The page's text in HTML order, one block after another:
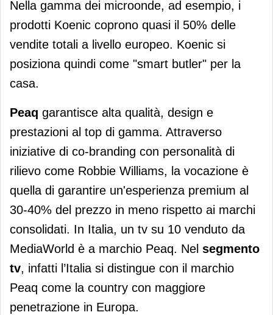
Nella gamma dei microonde, ad esempio, i
prodotti Koenic coprono quasi il 50% delle
vendite totali a livello europeo. Koenic si
posiziona quindi come "smart butler" per la
casa.
Peaq garantisce alta qualità, design e
prestazioni al top di gamma. Attraverso
iniziative di co-branding con personalità di
rilievo come Robbie Williams, la vocazione è
quella di garantire un'esperienza premium al
30-40% del prezzo in meno rispetto ai marchi
consolidati. In Italia, un tv su 10 venduto da
MediaWorld è a marchio Peaq. Nel segmento
tv, infatti l’Italia si distingue con il marchio
Peaq come la country con maggiore
penetrazione in Europa.